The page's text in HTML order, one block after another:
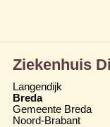
Ziekenhuis
Langendijk
Breda
Gemeente Breda
Noord-Brabant